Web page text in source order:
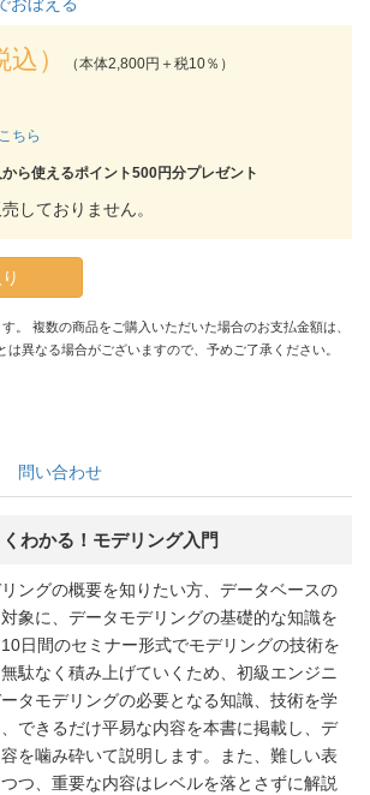
） （本体2,800円＋税10％）
ちら
ら使えるポイント500円分プレゼント
しておりません。
。 複数の商品をご購入いただいた場合のお支払金額は、
は異なる場合がございますので、予めご了承ください。
問い合わせ
くわかる！モデリング入門
ングの概要を知りたい方、データベースの
象に、データモデリングの基礎的な知識を
日間のセミナー形式でモデリングの技術を
駄なく積み上げていくため、初級エンジニ
タモデリングの必要となる知識、技術を学
できるだけ平易な内容を本書に掲載し、デ
を噛み砕いて説明します。また、難しい表
つ、重要な内容はレベルを落とさずに解説